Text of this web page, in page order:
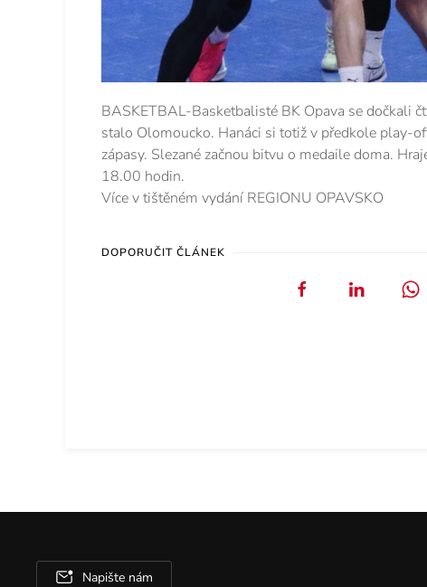
BASKETBAL-Basketbalisté BK Opava se dočkali
stalo Olomoucko. Hanáci si totiž v předkole play-
zápasy. Slezané začnou bitvu o medaile doma.
18.00 hodin.
Více v tištěném vydání REGIONU OPAVSKO
DOPORUČIT ČLÁNEK
Napište nám